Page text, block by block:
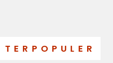
TERPOPULER